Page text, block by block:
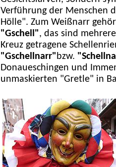
Verführung der Menschen
Hölle". Zum Weißnarr
"Gschell", das sind
Kreuz getragene
"Gschellnarr"bzw.
Donaueschingen und
unmaskierten "Gretle" in